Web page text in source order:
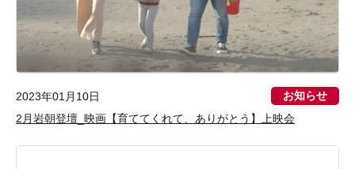
2023年01月10日
お知らせ
2月岩朝登壇_映画【育ててくれて、ありがとう】上映会